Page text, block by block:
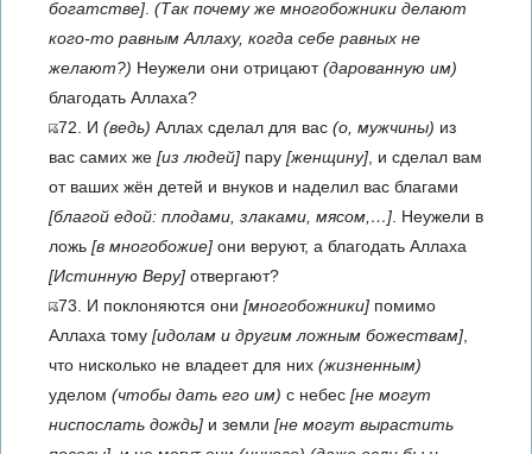
богатстве] (Так почему же многобожники делают
кого-то равным Аллаху, когда себе равных не
желают?) Неужели они отрицают(дарованную им)
благодать Аллаха?
72. И (ведь) Аллах сделал для вас (о, мужчины) из
вас самих же [из людей] пару [женщину] , и сделал вам
от ваших жён детей и внуков и наделил вас благами
[благой едой: плодами, злаками, мясом,…] . Неужели в
ложь [в многобожие] они веруют, а благодать Аллаха
[Истинную Веру] отвергают?
73. И поклоняются они [многобожники] помимо
Аллаха тому [идолам и другим ложным божествам]
что нисколько не владеет для них (жизненным)
уделом (чтобы дать его им) с небес [не могут
ниспослать дождь] и земли [не могут вырастить